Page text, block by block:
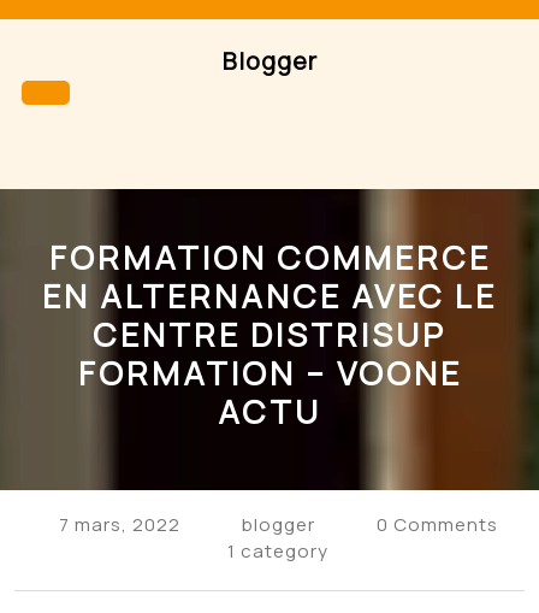
Blogger
Button
FORMATION COMMERCE
EN ALTERNANCE AVEC LE
CENTRE DISTRISUP
FORMATION – VOONE
ACTU
7 mars, 2022 blogger
0 Comments
1 category